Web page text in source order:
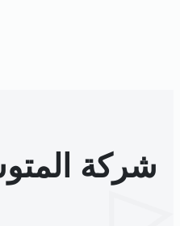
شركة